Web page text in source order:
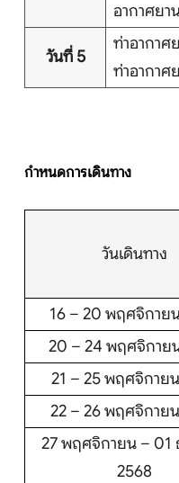
อากาศยา
วันที่ 5
ท่าอากาศ
ท่าอากาศ
กำหนดการเดินทาง
วันเดินทาง
16 – 20 พฤศจิกาย
20 – 24 พฤศจิกาย
21 – 25 พฤศจิกาย
22 – 26 พฤศจิกาย
27 พฤศจิกายน – 01
2568